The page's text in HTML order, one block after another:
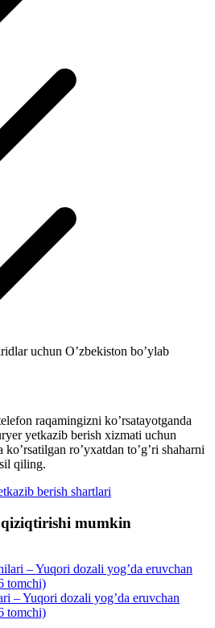
uchun O’zbekiston bo’ylab
raqamingizni ko’rsatayotganda
yetkazib berish xizmati uchun
ro’yxatdan to’g’ri shaharni
qiling.
berish shartlari
mumkin
– Yuqori dozali yog’da eruvchan
tomchi)